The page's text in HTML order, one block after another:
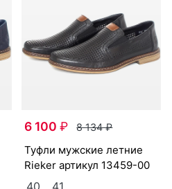
6 100₽ 8 134₽
туф­ли мужс­кие лет­ние
Ri­eker артикул 13459-00
40 41